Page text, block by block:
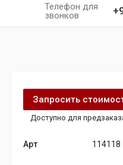
Телефон для
звонков
Запросить
Доступно для
Арт 114118